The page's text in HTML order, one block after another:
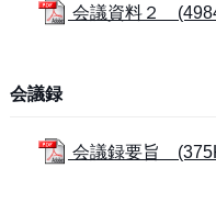
会議資料２
会議録
会議録要旨